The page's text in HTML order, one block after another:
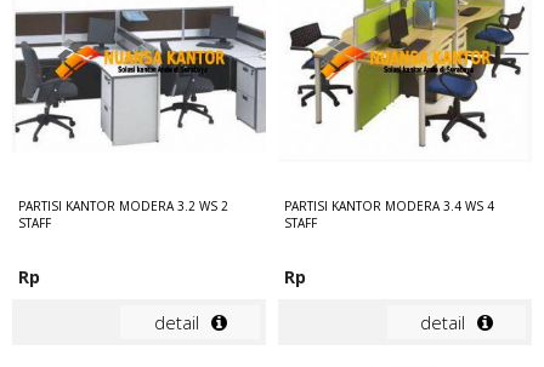
PARTISI KANTOR MODERA 3.2 WS 2
STAFF
Rp
detail
PARTISI KANTOR MODERA 3.4 WS 4
STAFF
Rp
detail